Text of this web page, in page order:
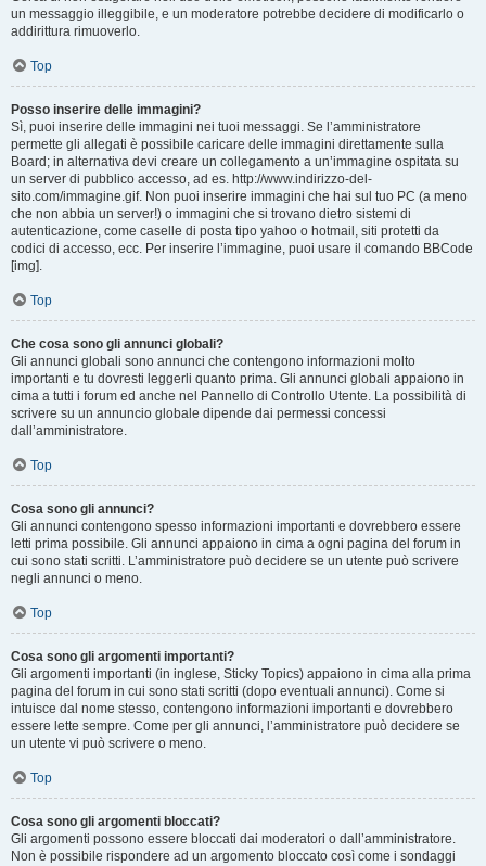
un messaggio illeggibile, e un moderatore potrebbe decidere di modificarlo o
addirittura rimuoverlo.
Top
Posso inserire delle immagini?
Sì, puoi inserire delle immagini nei tuoi messaggi. Se l’amministratore
permette gli allegati è possibile caricare delle immagini direttamente sulla
Board; in alternativa devi creare un collegamento a un’immagine ospitata su
un server di pubblico accesso, ad es. http://www.indirizzo-del-
sito.com/immagine.gif. Non puoi inserire immagini che hai sul tuo PC (a meno
che non abbia un server!) o immagini che si trovano dietro sistemi di
autenticazione, come caselle di posta tipo yahoo o hotmail, siti protetti da
codici di accesso, ecc. Per inserire l’immagine, puoi usare il comando BBCode
[img].
Top
Che cosa sono gli annunci globali?
Gli annunci globali sono annunci che contengono informazioni molto
importanti e tu dovresti leggerli quanto prima. Gli annunci globali appaiono in
cima a tutti i forum ed anche nel Pannello di Controllo Utente. La possibilità di
scrivere su un annuncio globale dipende dai permessi concessi
dall’amministratore.
Top
Cosa sono gli annunci?
Gli annunci contengono spesso informazioni importanti e dovrebbero essere
letti prima possibile. Gli annunci appaiono in cima a ogni pagina del forum in
cui sono stati scritti. L’amministratore può decidere se un utente può scrivere
negli annunci o meno.
Top
Cosa sono gli argomenti importanti?
Gli argomenti importanti (in inglese, Sticky Topics) appaiono in cima alla prima
pagina del forum in cui sono stati scritti (dopo eventuali annunci). Come si
intuisce dal nome stesso, contengono informazioni importanti e dovrebbero
essere lette sempre. Come per gli annunci, l’amministratore può decidere se
un utente vi può scrivere o meno.
Top
Cosa sono gli argomenti bloccati?
Gli argomenti possono essere bloccati dai moderatori o dall’amministratore.
Non è possibile rispondere ad un argomento bloccato così come i sondaggi